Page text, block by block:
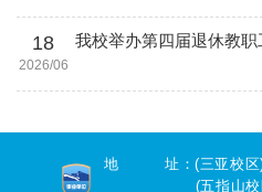
18
2026/06
我校举办第四届退休教
地 址：(三亚校区)
(五指山校区)海